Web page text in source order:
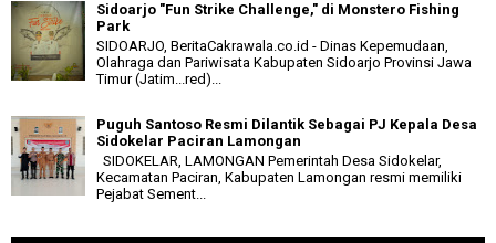
Sidoarjo "Fun Strike Challenge," di Monstero Fishing
Park
SIDOARJO, BeritaCakrawala.co.id - Dinas Kepemudaan,
Olahraga dan Pariwisata Kabupaten Sidoarjo Provinsi Jawa
Timur (Jatim...red)...
Puguh Santoso Resmi Dilantik Sebagai PJ Kepala Desa
Sidokelar Paciran Lamongan
SIDOKELAR, LAMONGAN Pemerintah Desa Sidokelar,
Kecamatan Paciran, Kabupaten Lamongan resmi memiliki
Pejabat Sement...